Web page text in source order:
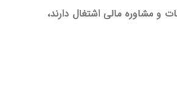
مشاوره مالی اشتغال دارند،